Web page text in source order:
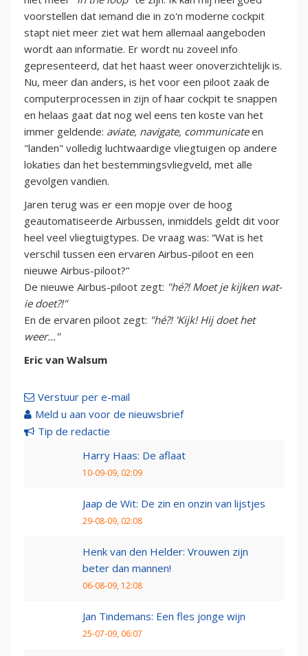
voorstellen dat iemand die in zo'n moderne cockpit
stapt niet meer ziet wat hem allemaal aangeboden
wordt aan informatie. Er wordt nu zoveel info
gepresenteerd, dat het haast weer onoverzichtelijk is.
Nu, meer dan anders, is het voor een piloot zaak de
computerprocessen in zijn of haar cockpit te snappen
en helaas gaat dat nog wel eens ten koste van het
immer geldende: aviate, navigate, communicateen
"landen" volledig luchtwaardige vliegtuigen op andere
lokaties dan het bestemmingsvliegveld, met alle
gevolgen vandien.
Jaren terug was er een mopje over de hoog
geautomatiseerde Airbussen, inmiddels geldt dit voor
heel veel vliegtuigtypes. De vraag was: “Wat is het
verschil tussen een ervaren Airbus-piloot en een
nieuwe Airbus-piloot?”
De nieuwe Airbus-piloot zegt: "hé?! Moet je kijken wat-
ie doet?!"
En de ervaren piloot zegt: "hé?! 'Kijk! Hij doet het
weer..."
Eric van Walsum
Verstuur per e-mail
Meld u aan voor de nieuwsbrief
Tip de redactie
Harry Haas: De aflaat
10-09-09, 02:09
Jaap de Wit: De zin en onzin van lijstjes
29-08-09, 02:08
Henk van den Helder: Vrouwen zijn
beter dan mannen!
06-08-09, 12:08
Jan Tindemans: Een fles jonge wijn
25-07-09, 06:07